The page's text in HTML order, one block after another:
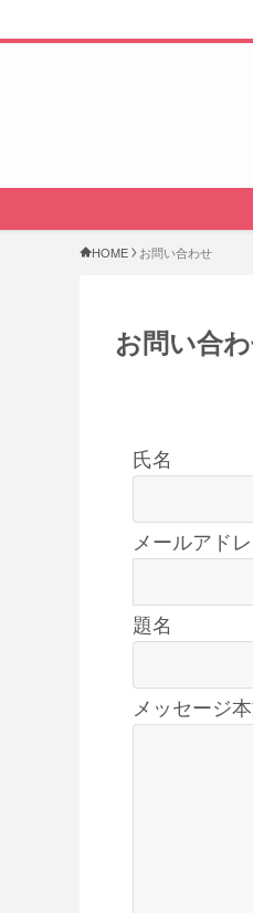
HOME お問い合わせ
お問い合
氏名
メールアド
題名
メッセージ